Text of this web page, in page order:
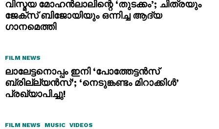
വിസ്മയ മോഹൻലാലിന്റെ ‘തുടക്കം’; ചിത്രയും
ജേക്സ് ബിജോയിയും ഒന്നിച്ച ആദ്യ
ഗാനമെത്തി
FILM NEWS
ലാലേട്ടനൊപ്പം ഇനി ‘പോത്തേട്ടൻസ്
ബ്രില്ല്യൻസ്’; ‘നെടുങ്കണ്ടം മിറാക്കിൾ’
പ്രഖ്യാപിച്ചു!
FILM NEWS MUSIC VIDEOS